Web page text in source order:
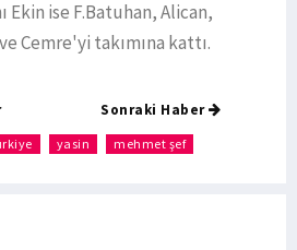
Ekin ise F.Batuhan, Alican,
Cemre'yi takımına kattı.
Sonraki Haber
yasin mehmet şef